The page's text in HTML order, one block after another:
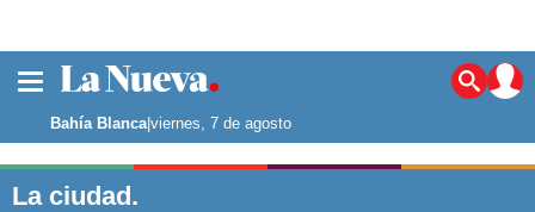
Noticias
La ciudad
Punta Alta
Bahía Blanca|viernes, 7 de agosto
La ciudad.